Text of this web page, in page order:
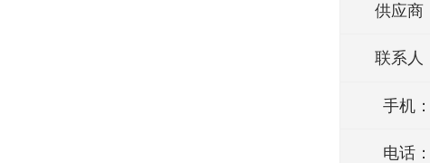
供应商
联系人
手机：
电话：